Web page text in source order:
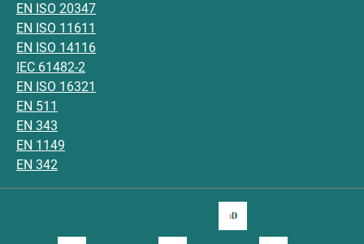
EN ISO 20347
EN ISO 11611
EN ISO 14116
IEC 61482-2
EN ISO 16321
EN 511
EN 343
EN 1149
EN 342